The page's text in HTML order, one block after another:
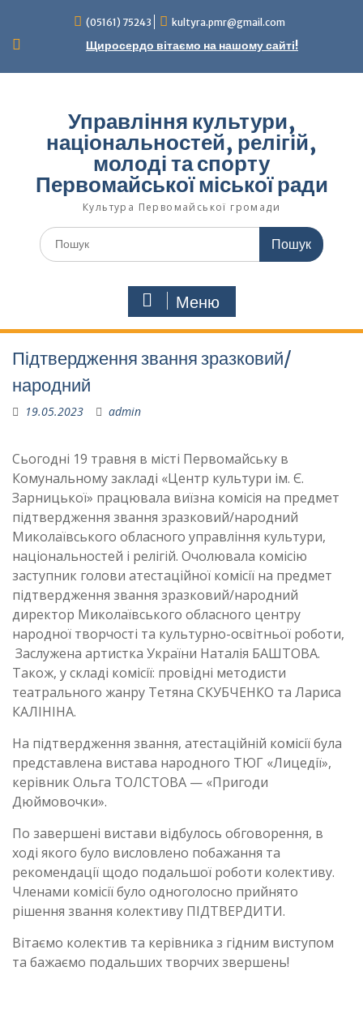
вмісту
(05161) 75243 kultyra.pmr@gmail.com
Щиросердо вітаємо на нашому сайті!
Управління культури,
національностей, релігій,
молоді та спорту
Первомайської міської ради
Культура Первомайcької громади
Шукати:
Меню
Підтвердження звання зразковий/
народний
19.05.2023 admin
Сьогодні 19 травня в місті Первомайську в
Комунальному закладі «Центр культури ім. Є.
Зарницької» працювала виїзна комісія на предмет
підтвердження звання зразковий/народний
Миколаївського обласного управління культури,
національностей і релігій. Очолювала комісію
заступник голови атестаційної комісії на предмет
підтвердження звання зразковий/народний
директор Миколаївського обласного центру
народної творчості та культурно-освітньої роботи,
Заслужена артистка України Наталія БАШТОВА.
Також, у складі комісії: провідні методисти
театрального жанру Тетяна СКУБЧЕНКО та Лариса
КАЛІНІНА.
На підтвердження звання, атестаційній комісії була
представлена вистава народного ТЮГ «Лицедії»,
керівник Ольга ТОЛСТОВА — «Пригоди
Дюймовочки».
По завершені вистави відбулось обговорення, в
ході якого було висловлено побажання та
рекомендації щодо подальшої роботи колективу.
Членами комісії було одноголосно прийнято
рішення звання колективу ПІДТВЕРДИТИ.
Вітаємо колектив та керівника з гідним виступом
та бажаємо подальших творчих звершень!